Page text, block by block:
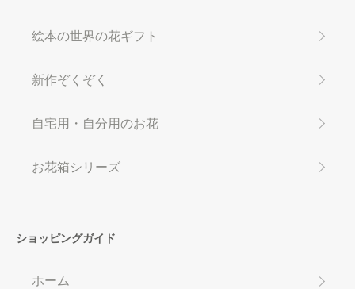
絵本の世界の花ギフト
新作ぞくぞく
自宅用・自分用のお花
お花箱シリーズ
ショッピングガイド
ホーム